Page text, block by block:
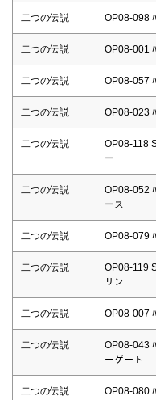
二つの伝説 OP08-098
二つの伝説 OP08-001
二つの伝説 OP08-057
二つの伝説 OP08-023
二つの伝説
OP08-118
ー
二つの伝説
OP08-052
ース
二つの伝説 OP08-079
二つの伝説
OP08-119
リン
二つの伝説 OP08-007
二つの伝説
OP08-043
ーゲート
二つの伝説 OP08-080